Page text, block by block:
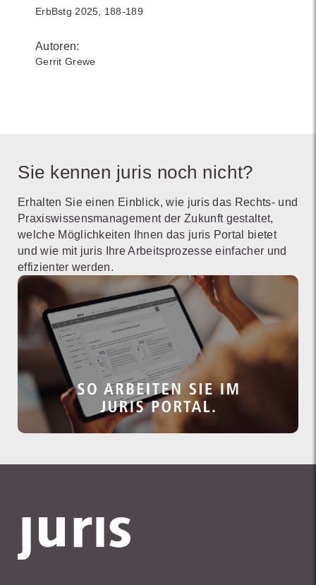
ErbBstg 2025, 188-189
Autoren:
Gerrit Grewe
Sie kennen juris noch nicht?
Erhalten Sie einen Einblick, wie juris das Rechts- und
Praxiswissensmanagement der Zukunft gestaltet,
welche Möglichkeiten Ihnen das juris Portal bietet
und wie mit juris Ihre Arbeitsprozesse einfacher und
effizienter werden.